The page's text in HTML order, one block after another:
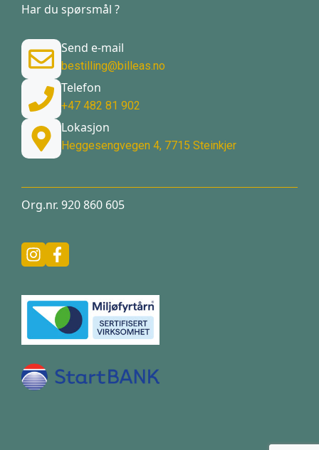
Har du spørsmål ?
Send e-mail
bestilling@billeas.no
Telefon
+47 482 81 902
Lokasjon
Heggesengvegen 4, 7715 Steinkjer
Org.nr. 920 860 605